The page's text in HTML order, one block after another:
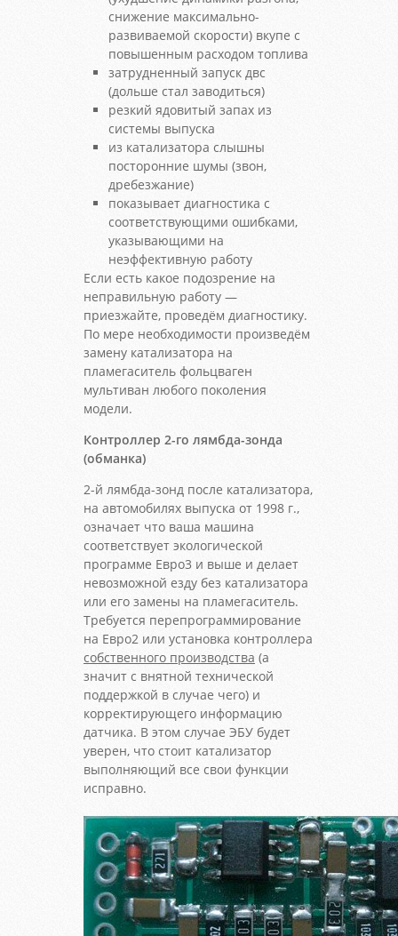
снижение максимально-
развиваемой скорости) вкупе с
повышенным расходом топлива
затрудненный запуск двс
(дольше стал заводиться)
резкий ядовитый запах из
системы выпуска
из катализатора слышны
посторонние шумы (звон,
дребезжание)
показывает диагностика с
соответствующими ошибками,
указывающими на
неэффективную работу
Если есть какое подозрение на
неправильную работу —
приезжайте, проведём диагностику.
По мере необходимости произведём
замену катализатора на
пламегаситель фольцваген
мультиван любого поколения
модели.
Контроллер 2-го лямбда-зонда
(обманка)
2-й лямбда-зонд после катализатора,
на автомобилях выпуска от 1998 г.,
означает что ваша машина
соответствует экологической
программе Евро3 и выше и делает
невозможной езду без катализатора
или его замены на пламегаситель.
Требуется перепрограммирование
на Евро2 или установка контроллера
собственного производства (а
значит с внятной технической
поддержкой в случае чего) и
корректирующего информацию
датчика. В этом случае ЭБУ будет
уверен, что стоит катализатор
выполняющий все свои функции
исправно.